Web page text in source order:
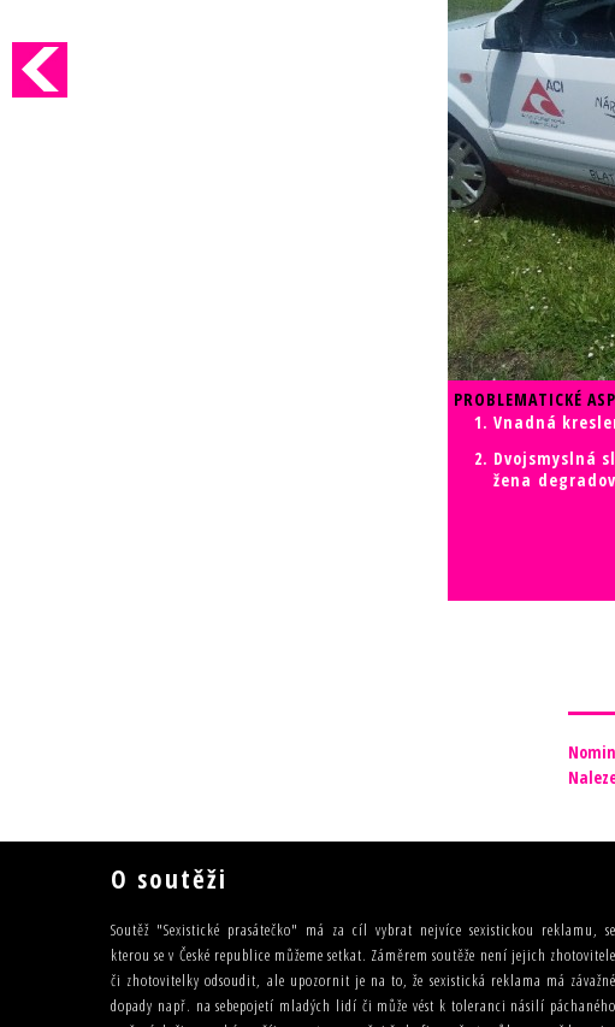
PROBLEMATICKÉ
Vnadná
Dvojsmyslná
žena
O soutěži
Soutěž "Sexistické prasátečko" má za cíl vybrat nejvíce sexistickou reklamu, se
kterou se v České republice můžeme setkat. Záměrem soutěže není jejich zhotovitele
či zhotovitelky odsoudit, ale upozornit je na to, že sexistická reklama má závažné
dopady např. na sebepojetí mladých lidí či může vést k toleranci násilí páchaného